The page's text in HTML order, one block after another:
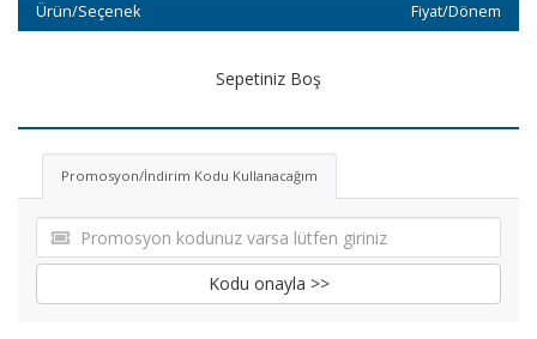
Ürün/Seçenek Fiyat/Dönem
Sepetiniz Boş
Promosyon/İndirim Kodu Kullanacağım
Kodu onayla >>